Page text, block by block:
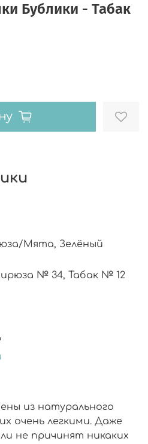
Бублики - Табак
Жёлтый/Оранж, Бирюза/Мята, Зелёный
Охра № 11, Пыльная бирюза № 34, Табак № 12
из натурального
очень легкими. Даже
не причинят никаких